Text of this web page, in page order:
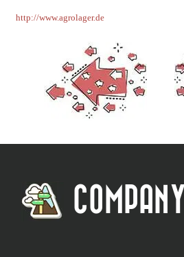
http://www.agrolager.de
COMPANY